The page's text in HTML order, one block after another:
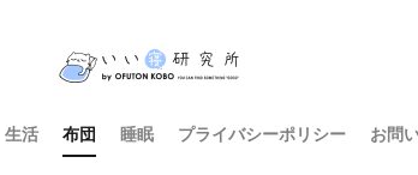
生活 布団 睡眠 プライバシーポリシー お問